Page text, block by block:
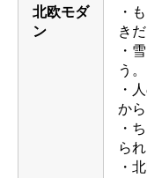
北欧モダ
ン
・
き
・
う。
・
から
・
られ
・